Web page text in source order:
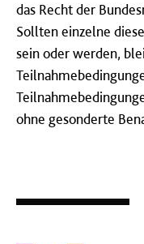
das Recht der
Sollten einzelne
sein oder werden,
ohne gesonderte